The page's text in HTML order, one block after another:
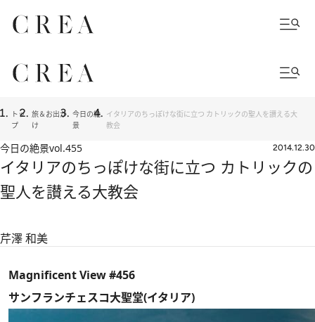
トッ
プ
旅＆お出か
け
今日の絶
景
イタリアのちっぽけな街に立つ カトリックの聖人を讃える大
教会
今日の絶景vol.455 2014.12.30
イタリアのちっぽけな街に立つ カトリックの
聖人を讃える大教会
芹澤 和美
Magnificent View #456
サンフランチェスコ大聖堂(イタリア)